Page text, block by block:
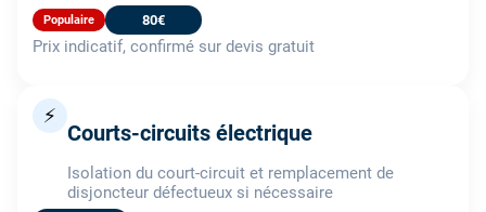
Populaire 80€
Prix indicatif, confirmé sur devis gratuit
⚡
Courts-circuits électrique
Isolation du court-circuit et remplacement de
disjoncteur défectueux si nécessaire